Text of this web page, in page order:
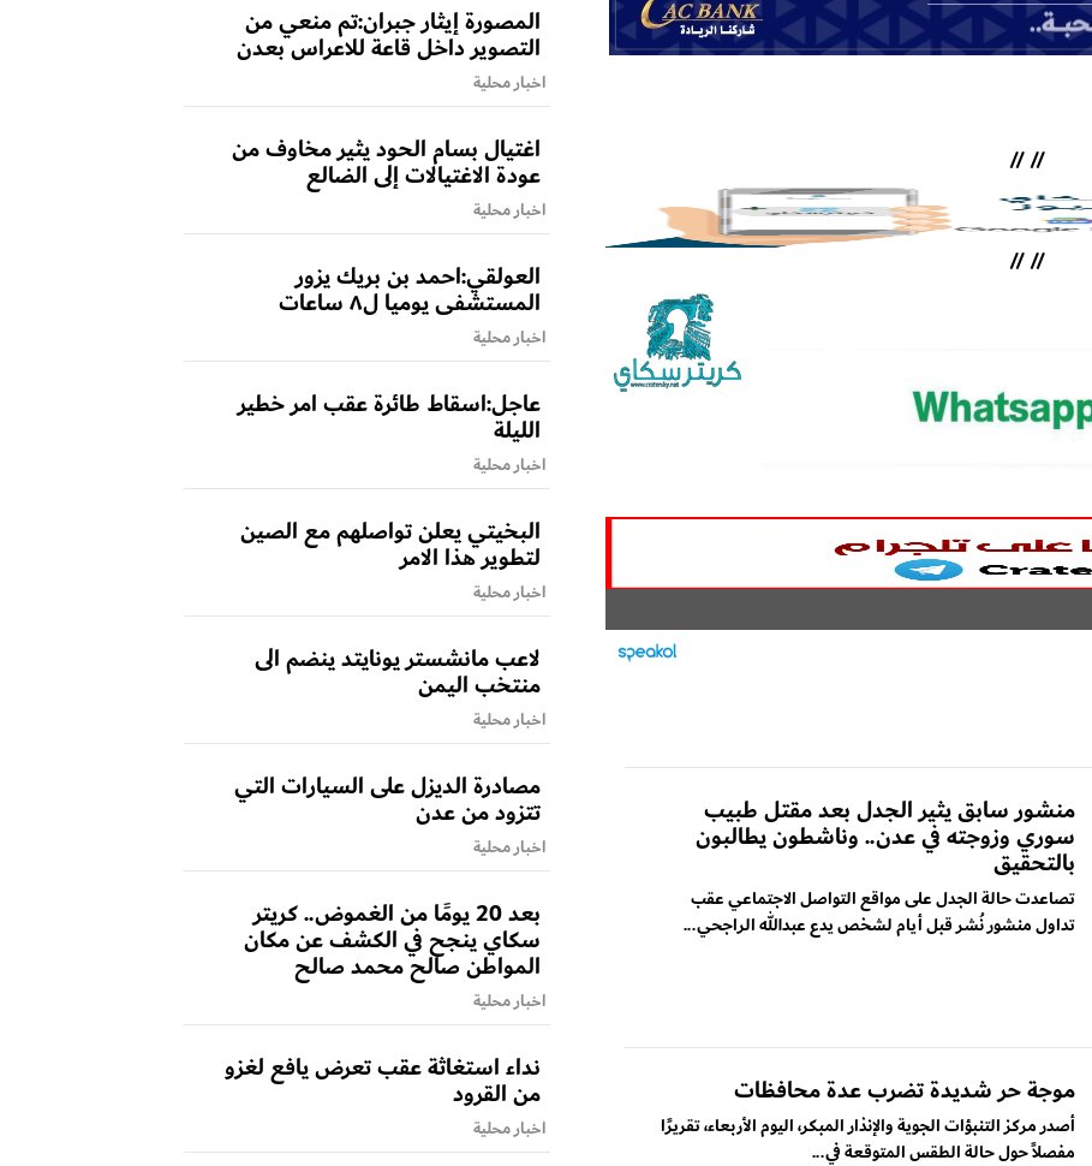
//
//
//
//
منشور سابق يثير الجدل بعد مقتل طبيب
سوري وزوجته في عدن.. وناشطون يطالبون
بالتحقيق
تصاعدت حالة الجدل على مواقع التواصل الاجتماعي عقب
تداول منشور نُشر قبل أيام لشخص يدع عبدالله الراجحي...
موجة حر شديدة تضرب عدة محافظات
أصدر مركز التنبؤات الجوية والإنذار المبكر، اليوم الأربعاء، تقريرًا
مفصلاً حول حالة الطقس المتوقعة في...
المصورة إيثار جبران:تم منعي من
التصوير داخل قاعة للاعراس بعدن
اخبار محلية
اغتيال بسام الحود يثير مخاوف من
عودة الاغتيالات إلى الضالع
اخبار محلية
العولقي:احمد بن بريك يزور
المستشفى يوميا ل٨ ساعات
اخبار محلية
عاجل:اسقاط طائرة عقب امر خطير
الليلة
اخبار محلية
البخيتي يعلن تواصلهم مع الصين
لتطوير هذا الامر
اخبار محلية
لاعب مانشستر يونايتد ينضم الى
منتخب اليمن
اخبار محلية
مصادرة الديزل على السيارات التي
تتزود من عدن
اخبار محلية
بعد 20 يومًا من الغموض.. كريتر
سكاي ينجح في الكشف عن مكان
المواطن صالح محمد صالح
اخبار محلية
نداء استغاثة عقب تعرض يافع لغزو
من القرود
اخبار محلية